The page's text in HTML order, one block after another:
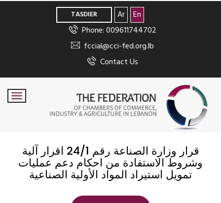
TASDIER Ar
En
Phone: 009611744702
fccial@cci-fed.org.lb
Contact Us
قرار وزارة الصناعة رقم 24/1 اقرار آلية
وشروط الاستفادة من احكام دعم عمليات
تمويل استيراد المواد الأولية الصناعية